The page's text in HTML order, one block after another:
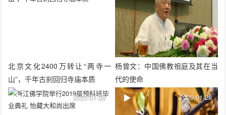
北京文化2400万转让“两寺一
山”，千年古刹回归寺庙本质
杨曾文：中国佛教祖庭及其在当
代的使命
2020-01-28 2020-01-28